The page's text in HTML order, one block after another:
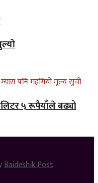
५ रूपैयाँले बढ्यो
Baideshik Post.